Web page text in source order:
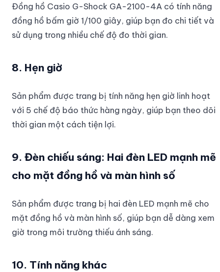
Đồng hồ Casio G-Shock GA-2100-4A có tính năng
đồng hồ bấm giờ 1/100 giây, giúp bạn đo chi tiết và
sử dụng trong nhiều chế độ đo thời gian.
8. Hẹn giờ
Sản phẩm được trang bị tính năng hẹn giờ linh hoạt
với 5 chế độ báo thức hàng ngày, giúp bạn theo dõi
thời gian một cách tiện lợi.
9. Đèn chiếu sáng: Hai đèn LED mạnh mẽ
cho mặt đồng hồ và màn hình số
Sản phẩm được trang bị hai đèn LED mạnh mẽ cho
mặt đồng hồ và màn hình số, giúp bạn dễ dàng xem
giờ trong môi trường thiếu ánh sáng.
10. Tính năng khác